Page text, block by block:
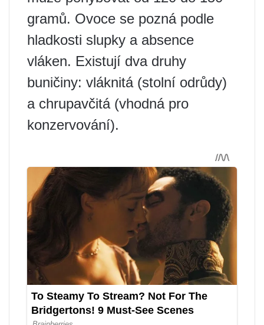
gramů. Ovoce se pozná podle
hladkosti slupky a absence
vláken. Existují dva druhy
buničiny: vláknitá (stolní odrůdy)
a chrupavčitá (vhodná pro
konzervování).